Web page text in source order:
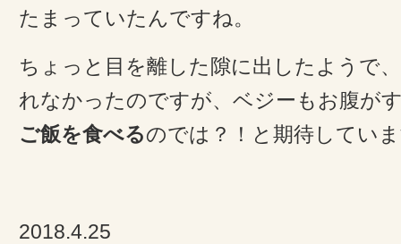
たまっていたんですね。
ちょっと目を離した隙に出したようで
れなかったのですが、ベジーもお腹が
ご飯を食べるのでは？！と期待してい
2018.4.25